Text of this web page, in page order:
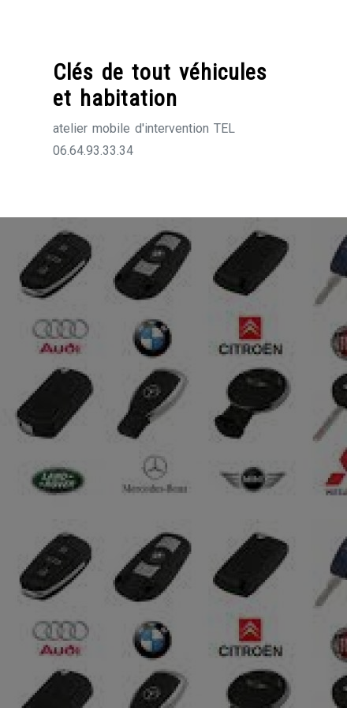
Clés de tout véhicules
et habitation
atelier mobile d'intervention TEL
06.64.93.33.34